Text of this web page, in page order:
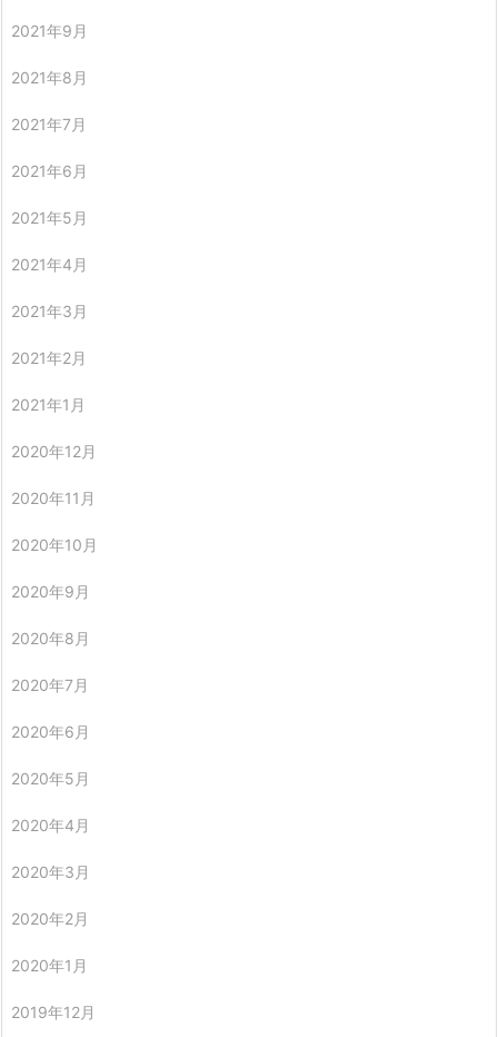
2021年9月
2021年8月
2021年7月
2021年6月
2021年5月
2021年4月
2021年3月
2021年2月
2021年1月
2020年12月
2020年11月
2020年10月
2020年9月
2020年8月
2020年7月
2020年6月
2020年5月
2020年4月
2020年3月
2020年2月
2020年1月
2019年12月